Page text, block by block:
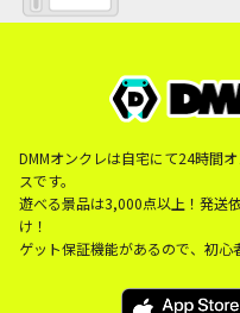
DMMオンクレは自宅にて24時間
スです。
遊べる景品は3,000点以上！発送
け！
ゲット保証機能があるので、初心